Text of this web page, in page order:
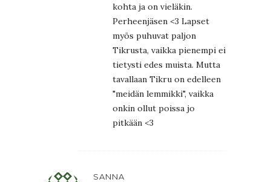
kohta ja on vieläkin.
Perheenjäsen <3 Lapset
myös puhuvat paljon
Tikrusta, vaikka pienempi ei
tietysti edes muista. Mutta
tavallaan Tikru on edelleen
"meidän lemmikki", vaikka
onkin ollut poissa jo
pitkään <3
SANNA